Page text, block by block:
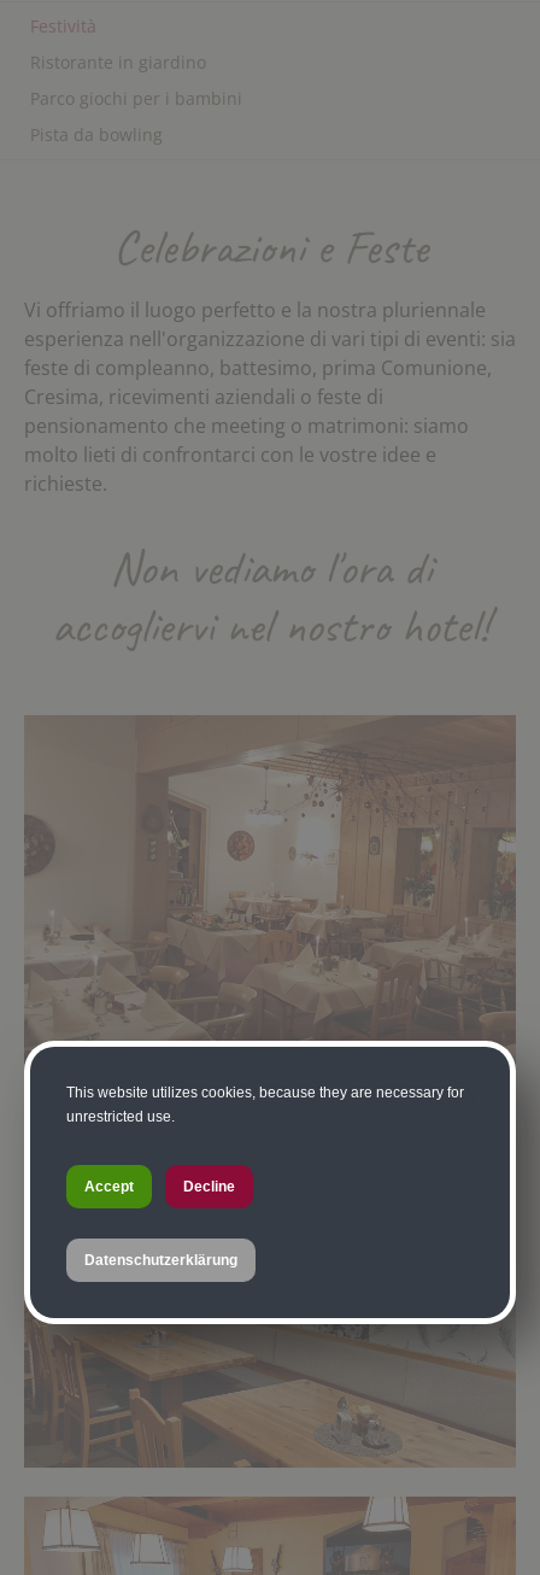
Festività
Ristorante in giardino
Parco giochi per i bambini
Pista da bowling
Celebrazioni e Feste
Vi offriamo il luogo perfetto e la nostra pluriennale
esperienza nell'organizzazione di vari tipi di eventi: sia
feste di compleanno, battesimo, prima Comunione,
Cresima, ricevimenti aziendali o feste di
pensionamento che meeting o matrimoni: siamo
molto lieti di confrontarci con le vostre idee e
richieste.
Non vediamo l'ora di
accogliervi nel nostro hotel!
This website utilizes cookies, because they are necessary for
unrestricted use.
Accept Decline
Datenschutzerklärung